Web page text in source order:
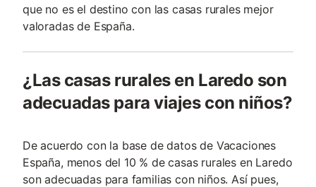
que no es el destino con las casas rurales mejor
valoradas de España.
¿Las casas rurales en Laredo son
adecuadas para viajes con niños?
De acuerdo con la base de datos de Vacaciones
España, menos del 10 % de casas rurales en Laredo
son adecuadas para familias con niños. Así pues,